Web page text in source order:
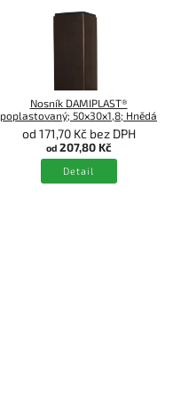
Nosník DAMIPLAST®
poplastovaný; 50x30x1,8; Hnědá
od 171,70 Kč bez DPH
od207,80 Kč
Detail